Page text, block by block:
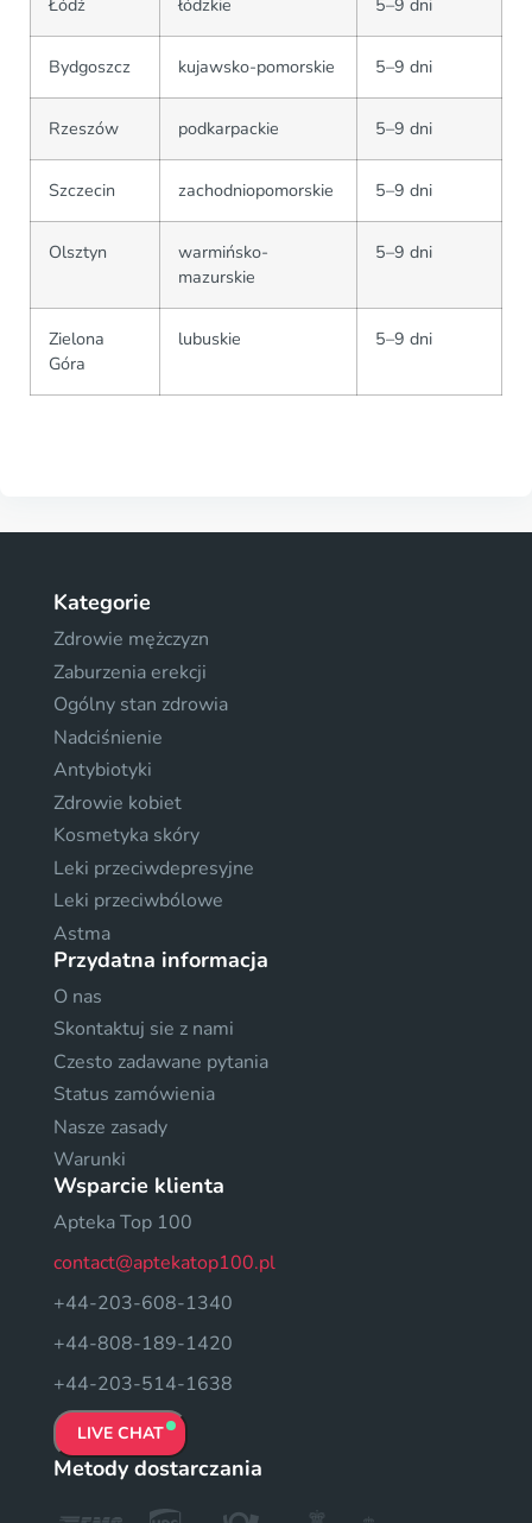
Łódź łódzkie 5–9 dni
Bydgoszcz kujawsko-pomorskie 5–9 dni
Rzeszów podkarpackie 5–9 dni
Szczecin zachodniopomorskie 5–9 dni
Olsztyn
warmińsko-
mazurskie
5–9 dni
Zielona
Góra
lubuskie 5–9 dni
Kategorie
Zdrowie mężczyzn
Zaburzenia erekcji
Ogólny stan zdrowia
Nadciśnienie
Antybiotyki
Zdrowie kobiet
Kosmetyka skóry
Leki przeciwdepresyjne
Leki przeciwbólowe
Astma
Przydatna informacja
O nas
Skontaktuj sie z nami
Czesto zadawane pytania
Status zamówienia
Nasze zasady
Warunki
Wsparcie klienta
Apteka Top 100
contact@aptekatop100.pl
+44-203-608-1340
+44-808-189-1420
+44-203-514-1638
LIVE CHAT
Metody dostarczania